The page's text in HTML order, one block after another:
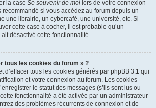
la case Se souvenir de moi lors de votre connexion
recommandé si vous accédez au forum depuis un
une librairie, un cybercafé, une université, etc. Si
cette case à cocher, il est probable qu’un
désactivé cette fonctionnalité.
tous les cookies du forum » ?
d’effacer tous les cookies générés par phpBB 3.1 qui
et votre connexion au forum. Les cookies
le statut des messages (s’ils sont lus ou
fonctionnalité a été activée par un administrateur
des problèmes récurrents de connexion et de